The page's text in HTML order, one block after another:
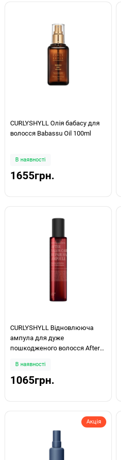
CURLYSHYLL Олія бабасу для
волосся Babassu Oil 100ml
В наявності
1655грн.
CURLYSHYLL Відновлююча
ампула для дуже
пошкодженого волосся After
100 мл
В наявності
1065грн.
Акція